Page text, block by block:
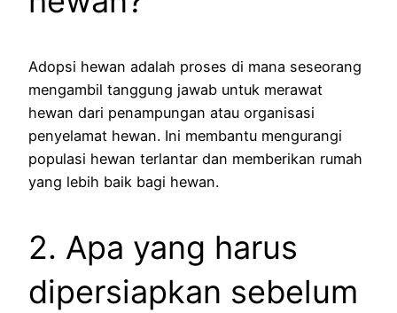
Adopsi hewan adalah proses di mana seseorang
mengambil tanggung jawab untuk merawat
hewan dari penampungan atau organisasi
penyelamat hewan. Ini membantu mengurangi
populasi hewan terlantar dan memberikan rumah
yang lebih baik bagi hewan.
2. Apa yang harus
dipersiapkan sebelum